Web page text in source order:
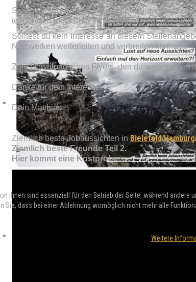
Sollten vorab Fragen auftauchen, guck doch
telefonisch (oder über Whatsapp / Telegram /
Solltest du kein Interesse an diesem
Netzwerken weiterleiten und verbreiten könntest.
Zum Download eines Flyers, den du weitergeben
Danke für dein Interesse.
Dein Matthias
Ziemlich beste Jobaussichten in Bielefeld/Hamburg
Ziemlich beste Freunde Teil 2.
Hier kommt eine Kostprobe:
ihnen sind essenziell für den Betrieb der Seite, während
dass bei einer Ablehnung womöglich nicht mehr alle
Weitere